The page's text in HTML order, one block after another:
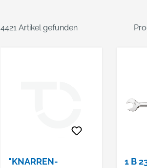
4421 Artikel gefunden
"KNARREN-
1 B